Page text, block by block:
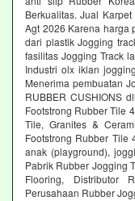
Berkualitas. Jual
Agt 2026 Karena harga
dari plastik Jogging
fasilitas Jogging Track
Industri olx iklan
Menerima pembuatan
RUBBER CUSHIONS
Footstrong Rubber Tile
Tile, Granites &
Footstrong Rubber Tile
anak (playground),
Pabrik Rubber Jogging
Flooring, Distributor
Perusahaan Rubber